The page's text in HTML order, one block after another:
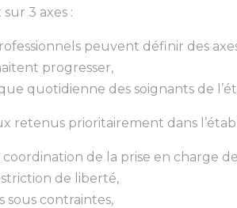
3 axes :
peuvent définir des
progresser,
quotidienne des soignants de
retenus prioritairement dans
de la prise en charge
de liberté,
sous contraintes,